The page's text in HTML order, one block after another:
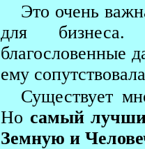
Это очень
для бизнеса.
благословенные
ему
Существует
Но самый
Земную и